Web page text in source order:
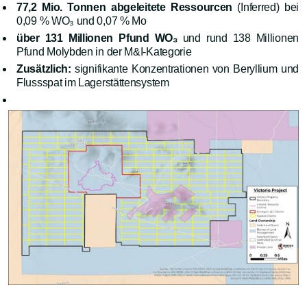
77,2 Mio. Tonnen abgeleitete Ressourcen (Inferred) bei
0,09 % WO₃ und 0,07 % Mo
über 131 Millionen Pfund WO₃und rund 138 Millionen
Pfund Molybden in der M&I-Kategorie
Zusätzlich: signifikante Konzentrationen von Beryllium und
Flussspat im Lagerstättensystem